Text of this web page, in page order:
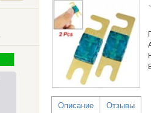
Описание Отзывы